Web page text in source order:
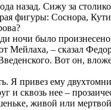
назад. Сижу за
фигуры:
ночи было
Мейлаха, – сказал
Вот он,
Я привез ему
и сквозь нее –
живой или